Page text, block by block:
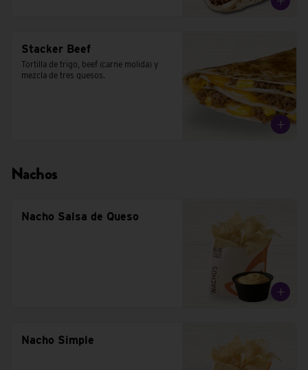
Stacker Beef
Tortilla de trigo, beef (carne molida) y
mezcla de tres quesos.
Nachos
Nacho Salsa de Queso
Nacho Simple